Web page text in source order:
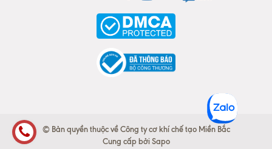
© Bản quyền thuộc về Công ty cơ khí chế tạo Miền Bắc
Cung cấp bởiSapo